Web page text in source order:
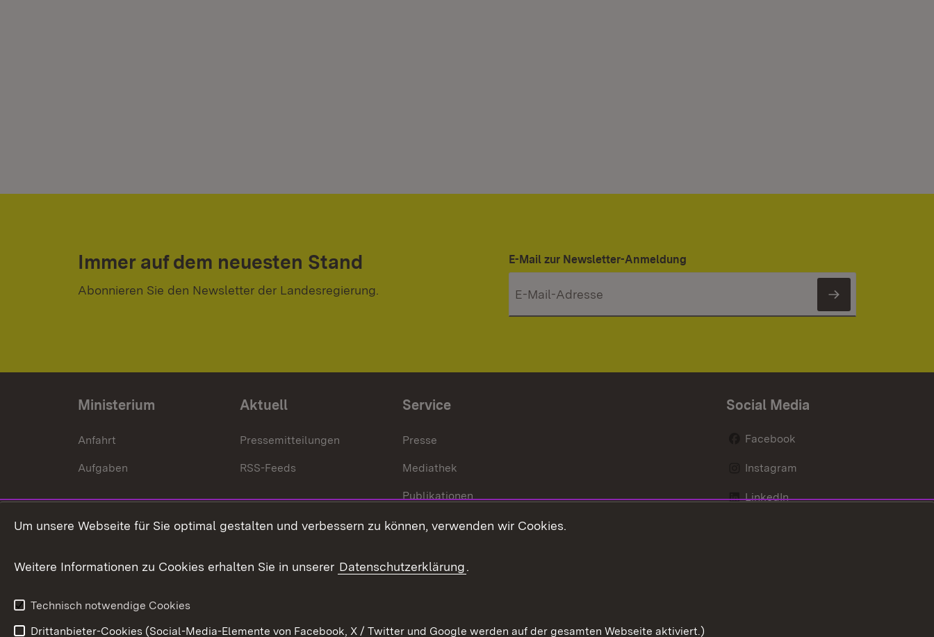
Immer auf dem neuesten Stand
Abonnieren Sie den Newsletter der Landesregierung.
E-Mail zur Newsletter-Anmeldung
Newsletter
Ministerium
Anfahrt
Aufgaben
Aktuell
Pressemitteilungen
RSS-Feeds
Service
Presse
Mediathek
Publikationen
Stellen und Ausbildung
Verkehrsinformationen
Social Media
Facebook
Instagram
LinkedIn
Um unsere Webseite für Sie optimal gestalten und verbessern zu können, verwenden wir Cookies.
Weitere Informationen zu Cookies erhalten Sie in unserer Datenschutzerklärung.
Technisch notwendige Cookies
Drittanbieter-Cookies (Social-Media-Elemente von Facebook, X / Twitter und Google werden auf der gesamten Webseite aktiviert.)